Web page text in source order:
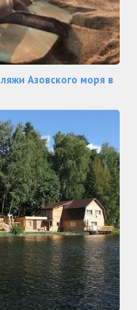
Азовского моря в